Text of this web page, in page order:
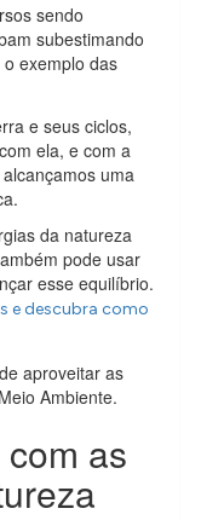
sendo
subestimando
exemplo das
e seus ciclos,
ela, e com a
uma
da natureza
pode usar
esse equilíbrio.
e descubra como
aproveitar as
Ambiente.
as